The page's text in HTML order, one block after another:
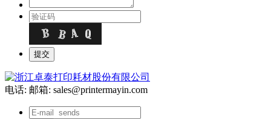
电话: 邮箱: sales@printermayin.com